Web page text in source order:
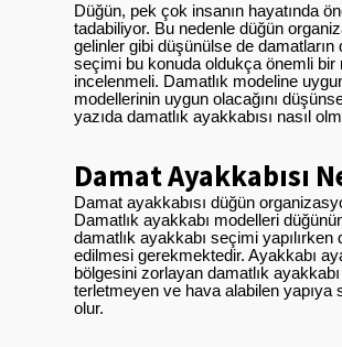
Düğün, pek çok insanın hayatında
tadabiliyor. Bu nedenle düğün
gelinler gibi düşünülse de
seçimi bu konuda oldukça önemli bir
incelenmeli. Damatlık modeline
modellerinin uygun olacağını
yazıda damatlık ayakkabısı nasıl
Damat Ayakkabısı
Damat ayakkabısı düğün
Damatlık ayakkabı modelleri
damatlık ayakkabı seçimi
edilmesi gerekmektedir. Ayakkabı
bölgesini zorlayan damatlık
terletmeyen ve hava alabilen
olur.